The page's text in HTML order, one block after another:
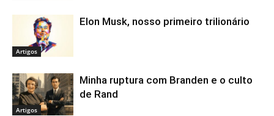
Artigos
Elon Musk, nosso primeiro trilionário
Artigos
Minha ruptura com Branden e o culto
de Rand